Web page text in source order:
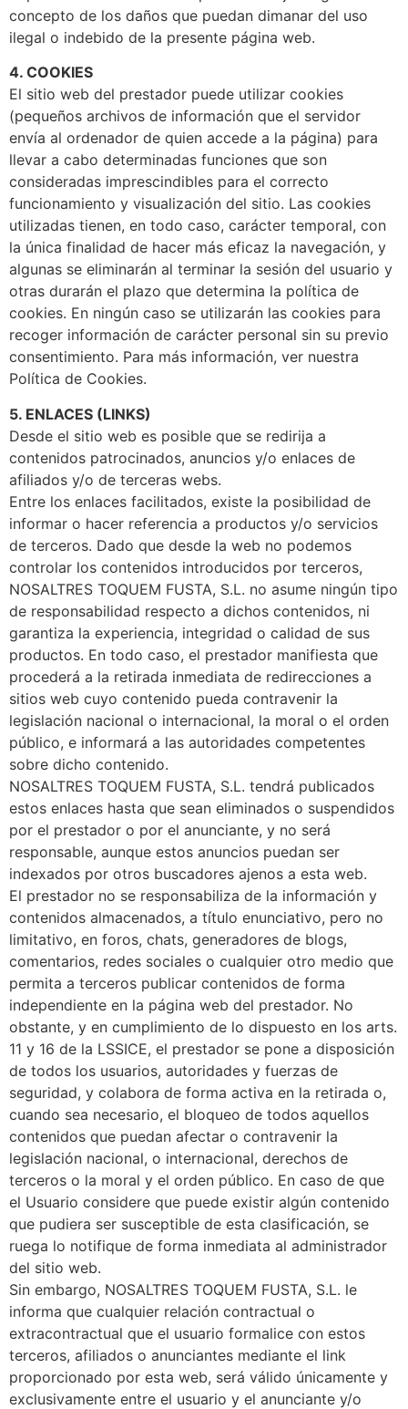
concepto de los daños que puedan dimanar del uso
ilegal o indebido de la presente página web.
4. COOKIES
El sitio web del prestador puede utilizar cookies
(pequeños archivos de información que el servidor
envía al ordenador de quien accede a la página) para
llevar a cabo determinadas funciones que son
consideradas imprescindibles para el correcto
funcionamiento y visualización del sitio. Las cookies
utilizadas tienen, en todo caso, carácter temporal, con
la única finalidad de hacer más eficaz la navegación, y
algunas se eliminarán al terminar la sesión del usuario y
otras durarán el plazo que determina la política de
cookies. En ningún caso se utilizarán las cookies para
recoger información de carácter personal sin su previo
consentimiento. Para más información, ver nuestra
Política de Cookies.
5. ENLACES (LINKS)
Desde el sitio web es posible que se redirija a
contenidos patrocinados, anuncios y/o enlaces de
afiliados y/o de terceras webs.
Entre los enlaces facilitados, existe la posibilidad de
informar o hacer referencia a productos y/o servicios
de terceros. Dado que desde la web no podemos
controlar los contenidos introducidos por terceros,
NOSALTRES TOQUEM FUSTA, S.L. no asume ningún tipo
de responsabilidad respecto a dichos contenidos, ni
garantiza la experiencia, integridad o calidad de sus
productos. En todo caso, el prestador manifiesta que
procederá a la retirada inmediata de redirecciones a
sitios web cuyo contenido pueda contravenir la
legislación nacional o internacional, la moral o el orden
público, e informará a las autoridades competentes
sobre dicho contenido.
NOSALTRES TOQUEM FUSTA, S.L. tendrá publicados
estos enlaces hasta que sean eliminados o suspendidos
por el prestador o por el anunciante, y no será
responsable, aunque estos anuncios puedan ser
indexados por otros buscadores ajenos a esta web.
El prestador no se responsabiliza de la información y
contenidos almacenados, a título enunciativo, pero no
limitativo, en foros, chats, generadores de blogs,
comentarios, redes sociales o cualquier otro medio que
permita a terceros publicar contenidos de forma
independiente en la página web del prestador. No
obstante, y en cumplimiento de lo dispuesto en los arts.
11 y 16 de la LSSICE, el prestador se pone a disposición
de todos los usuarios, autoridades y fuerzas de
seguridad, y colabora de forma activa en la retirada o,
cuando sea necesario, el bloqueo de todos aquellos
contenidos que puedan afectar o contravenir la
legislación nacional, o internacional, derechos de
terceros o la moral y el orden público. En caso de que
el Usuario considere que puede existir algún contenido
que pudiera ser susceptible de esta clasificación, se
ruega lo notifique de forma inmediata al administrador
del sitio web.
Sin embargo, NOSALTRES TOQUEM FUSTA, S.L. le
informa que cualquier relación contractual o
extracontractual que el usuario formalice con estos
terceros, afiliados o anunciantes mediante el link
proporcionado por esta web, será válido únicamente y
exclusivamente entre el usuario y el anunciante y/o